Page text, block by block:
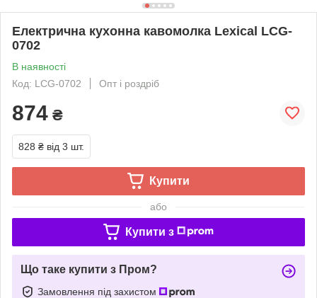
Електрична кухонна кавомолка Lexical LCG-
0702
В наявності
Код: LCG-0702
Опт і роздріб
874 ₴
828 ₴ від 3 шт.
Купити
або
Купити з
Що таке купити з Пром?
Замовлення під захистом